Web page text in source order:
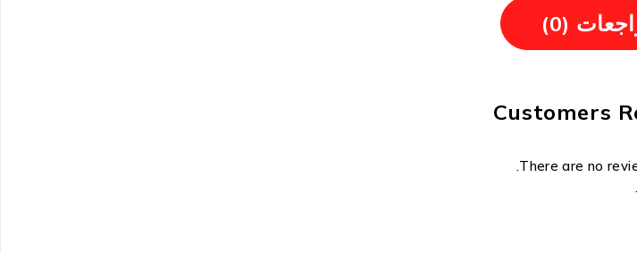
(0)
Customers
There are no